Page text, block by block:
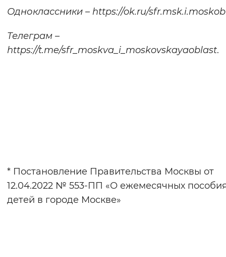
Одноклассники – https://ok.ru/
Телеграм –
https://t.me/sfr_moskva_i_moskovskayaoblast.
* Постановление Правительства Москвы от
12.04.2022 № 553-ПП «О ежемесячных
детей в городе Москве»